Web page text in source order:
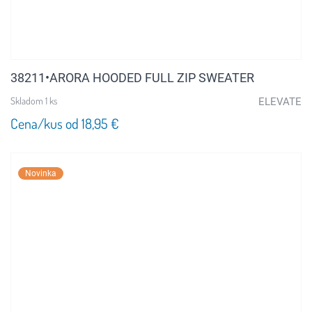
38211•ARORA HOODED FULL ZIP SWEATER
Skladom 1 ks ELEVATE
Cena/kus od 18,95 €
Novinka